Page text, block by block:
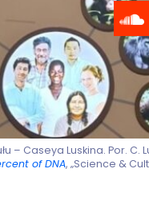
– Caseya Luskina. Por. C.
of DNA, „Science &